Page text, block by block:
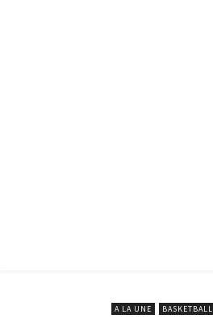
A LA UNE BASKETBALL